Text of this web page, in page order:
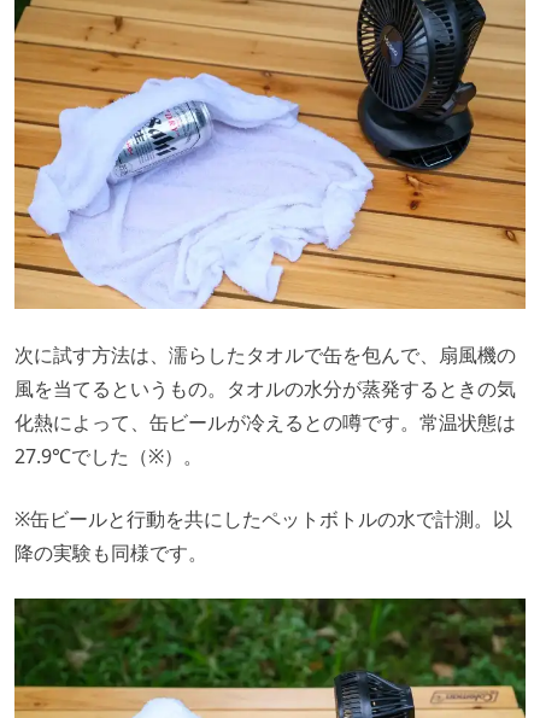
次に試す方法は、濡らしたタオルで缶を包んで、扇風機の
風を当てるというもの。タオルの水分が蒸発するときの気
化熱によって、缶ビールが冷えるとの噂です。常温状態は
27.9℃でした（※）。
※缶ビールと行動を共にしたペットボトルの水で計測。以
降の実験も同様です。